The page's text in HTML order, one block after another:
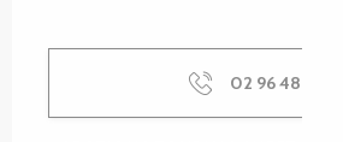
02 96 48 41